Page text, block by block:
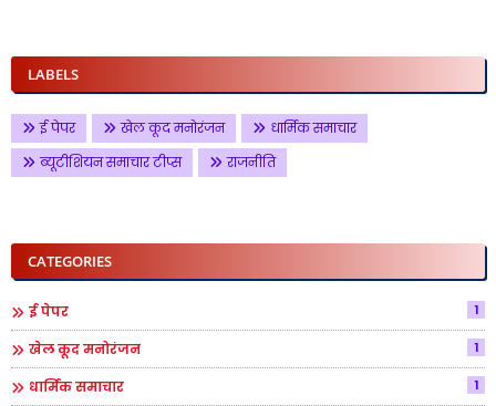
LABELS
ई पेपर खेल कूद मनोरंजन
धार्मिक समाचार
ब्यूटीशियन समाचार टीप्स
राजनीति
CATEGORIES
ई पेपर 1
खेल कूद मनोरंजन 1
धार्मिक समाचार 1